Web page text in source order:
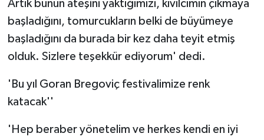
Artık bunun ateşini yaktığımızı, kıvılcımın çıkmaya
başladığını, tomurcukların belki de büyümeye
başladığını da burada bir kez daha teyit etmiş
olduk. Sizlere teşekkür ediyorum' dedi.
'Bu yıl Goran Bregoviç festivalimize renk
katacak''
'Hep beraber yönetelim ve herkes kendi en iyi